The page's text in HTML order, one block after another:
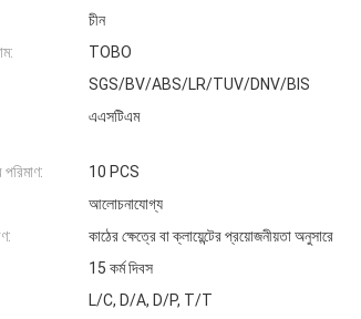
চীন
TOBO
SGS/BV/ABS/LR/TUV/DNV/BIS
এএসটিএম
পরিমাণ:
10 PCS
আলোচনাযোগ্য
কাঠের ক্ষেত্রে বা ক্লায়েন্টের প্রয়োজনীয়তা অনুসারে
15 কর্ম দিবস
L/C, D/A, D/P, T/T